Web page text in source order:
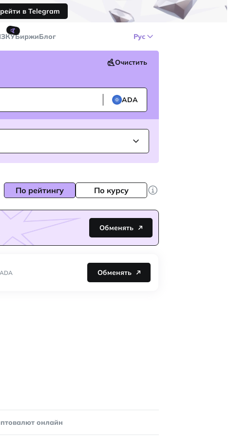
в Telegram
🤙
БиржиБлог Рус
Очистить
ADA
По рейтингу По курсу
Обменять
ADA Обменять
онлайн